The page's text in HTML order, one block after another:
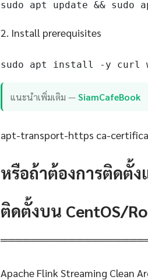
sudo apt update && sudo
2. Install prerequisites
sudo apt install -y curl
แนะนำเพิ่มเติม —SiamCafeBook
apt-transport-https ca-
หรือถ้าต้องการติดตั้
ติดตั้งบน CentOS/
Apache Flink Streaming Clean